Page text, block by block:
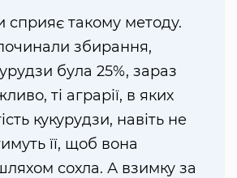
сприяє такому методу.
збирання,
була 25%, зараз
ті аграрії, в яких
кукурудзи, навіть не
її, щоб вона
сохла. А взимку за